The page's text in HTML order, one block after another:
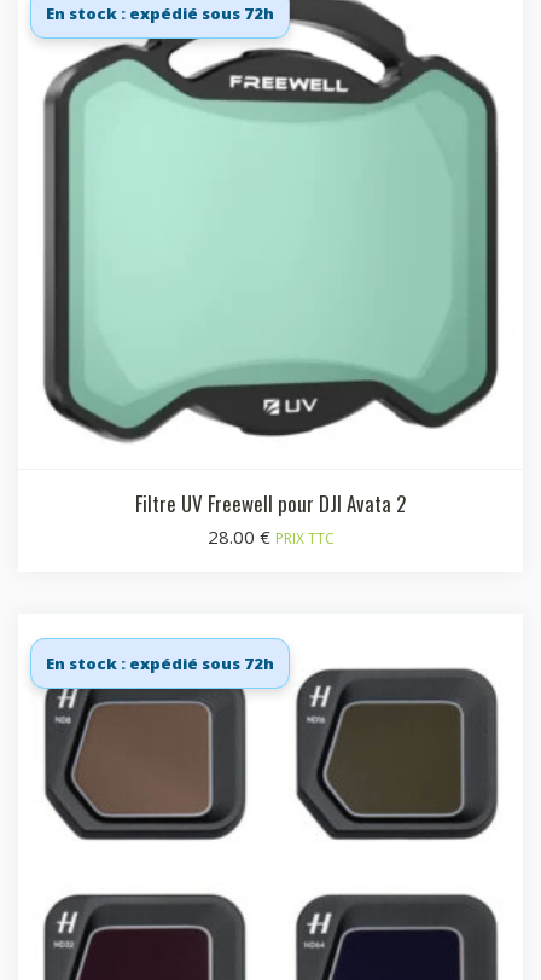
En stock : expédié sous 72h
Filtre UV Freewell pour DJI Avata 2
28.00 € PRIX TTC
En stock : expédié sous 72h